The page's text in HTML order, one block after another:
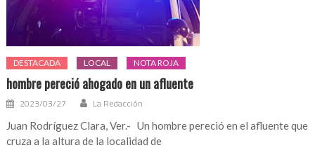
DESTACADA LOCAL NOTA ROJA
hombre pereció ahogado en un afluente
2023/03/27 La Redacción
Juan Rodríguez Clara, Ver.- Un hombre pereció en el afluente que
cruza a la altura de la localidad de